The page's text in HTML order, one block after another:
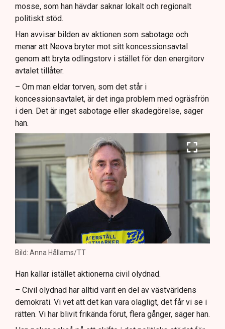
mosse, som han hävdar saknar lokalt och regionalt
politiskt stöd.
Han avvisar bilden av aktionen som sabotage och
menar att Neova bryter mot sitt koncessionsavtal
genom att bryta odlingstorv i stället för den energitorv
avtalet tillåter.
– Om man eldar torven, som det står i
koncessionsavtalet, är det inga problem med ogräsfrön
i den. Det är inget sabotage eller skadegörelse, säger
han.
Bild: Anna Hållams/TT
Han kallar istället aktionerna civil olydnad.
– Civil olydnad har alltid varit en del av västvärldens
demokrati. Vi vet att det kan vara olagligt, det får vi se i
rätten. Vi har blivit frikända förut, flera gånger, säger han.